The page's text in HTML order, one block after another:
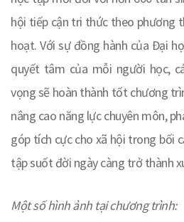
hội tiếp cận tri thức theo phương
hoạt. Với sự đồng hành của Đại
quyết tâm của mỗi người học,
vọng sẽ hoàn thành tốt chương
nâng cao năng lực chuyên môn,
góp tích cực cho xã hội trong bối
tập suốt đời ngày càng trở thành
Một số hình ảnh tại chương trình: